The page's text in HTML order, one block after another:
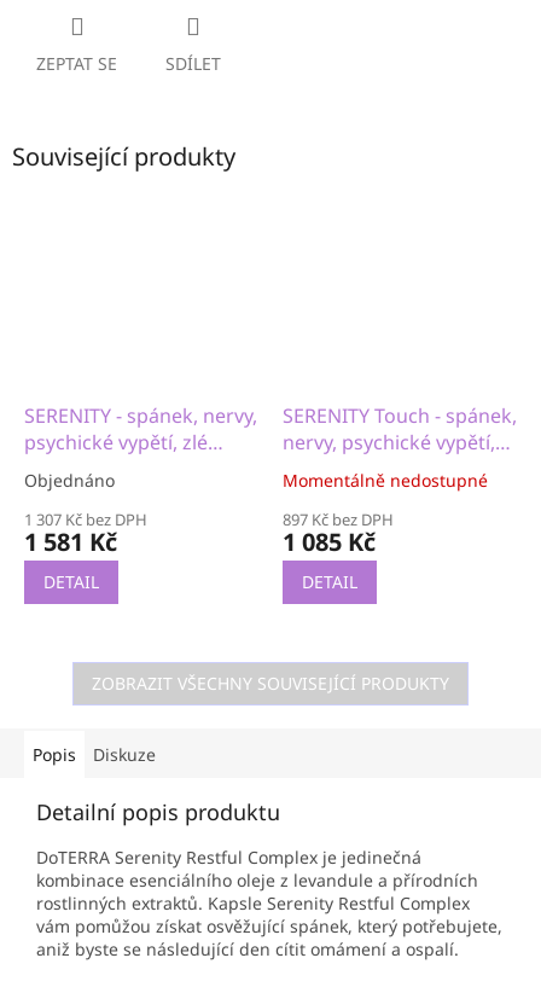
ZEPTAT SE SDÍLET
Související produkty
SERENITY - spánek, nervy,
psychické vypětí, zlé
myšlenky
Objednáno
1 307 Kč bez DPH
1 581 Kč
DETAIL
SERENITY Touch - spánek,
nervy, psychické vypětí,
zlé myšlenky
Momentálně nedostupné
897 Kč bez DPH
1 085 Kč
DETAIL
ZOBRAZIT VŠECHNY SOUVISEJÍCÍ PRODUKTY
Popis Diskuze
Detailní popis produktu
DoTERRA Serenity Restful Complex je jedinečná
kombinace esenciálního oleje z levandule a přírodních
rostlinných extraktů. Kapsle Serenity Restful Complex
vám pomůžou získat osvěžující spánek, který potřebujete,
aniž byste se následující den cítit omámení a ospalí.